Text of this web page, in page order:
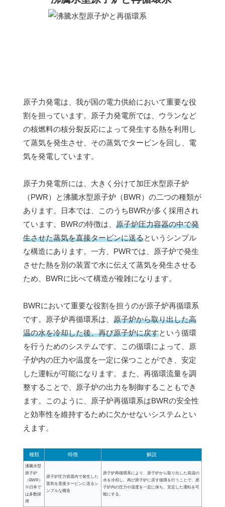
原子力発電は、我が国の電力供給において重要な役
割を担っています。原子力発電所では、ウランなど
の核燃料の核分裂反応によって発生する熱を利用し
て蒸気を発生させ、その蒸気でタービンを回し、電
気を発電しています。
原子力発電所には、大きく分けて加圧水型原子炉
（PWR）と沸騰水型原子炉（BWR）の二つの種類が
あります。日本では、このうちBWRが多く採用され
ています。BWRの特徴は、 原子炉圧力容器の中で発
生させた蒸気を直接タービンに送るというシンプル
な構造にあります。一方、PWRでは、原子炉で発生
させた熱を別の装置で水に伝えて蒸気を発生させる
ため、BWRに比べて構造が複雑になります。
BWRにおいて重要な役割を担うのが原子炉再循環系
です。原子炉再循環系は、 原子炉から取り出した高
温の水を冷却した後、再び原子炉に戻すという循環
を行うためのシステムです。この循環によって、原
子炉内の圧力や温度を一定に保つことができ、安定
した運転が可能になります。また、再循環流量を調
整することで、原子炉の出力を制御することもでき
ます。このように、原子炉再循環系はBWRの安全性
と効率性を維持するために欠かせないシステムとい
えます。
種類 特徴 解説
沸騰水型
原子炉
（BWR）
※日本で
は多数採
用
原子炉圧力容器内で発生した
蒸気を直接タービンに送るシ
ンプルな構造
原子炉再循環系により、原子炉から取り出した高温の
水を冷却し、再び原子炉に戻す循環を行うことで、原
子炉内の圧力や温度を一定に保ち、安定した運転を可
能にする。